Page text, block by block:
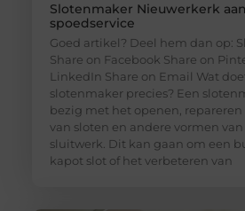
Slotenmaker Nieuwerkerk
spoedservice
Goed artikel? Deel hem dan op:
Share on Facebook Share on
LinkedIn Share on Email Wat
slotenmaker precies? Een
bezig met het openen, repareren
van sloten en andere vormen
sluitwerk. Dit kan gaan om een
kapot slot of het verbeteren van